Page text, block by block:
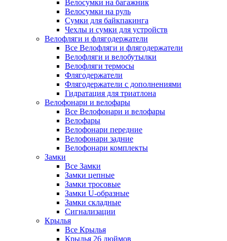
Велосумки на багажник
Велосумки на руль
Сумки для байкпакинга
Чехлы и сумки для устройств
Велофляги и флягодержатели
Все Велофляги и флягодержатели
Велофляги и велобутылки
Велофляги термосы
Флягодержатели
Флягодержатели с дополнениями
Гидратация для триатлона
Велофонари и велофары
Все Велофонари и велофары
Велофары
Велофонари передние
Велофонари задние
Велофонари комплекты
Замки
Все Замки
Замки цепные
Замки тросовые
Замки U-образные
Замки складные
Сигнализации
Крылья
Все Крылья
Крылья 26 дюймов